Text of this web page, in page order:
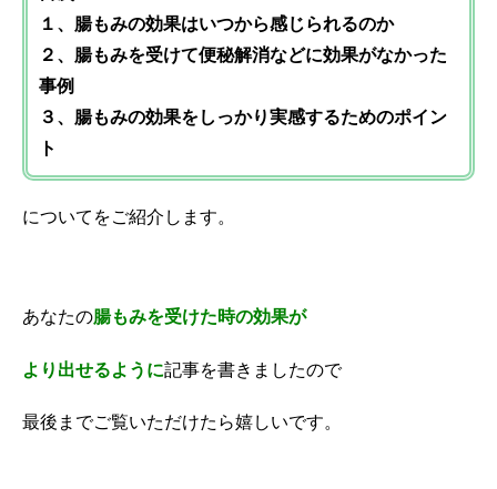
１、腸もみの効果はいつから感じられるのか
２、腸もみを受けて便秘解消などに効果がなかった
事例
３、 腸もみの効果をしっかり実感するためのポイン
ト
についてをご紹介します。
あなたの腸もみを受けた時の効果が
より出せるように記事を書きましたので
最後までご覧いただけたら嬉しいです。